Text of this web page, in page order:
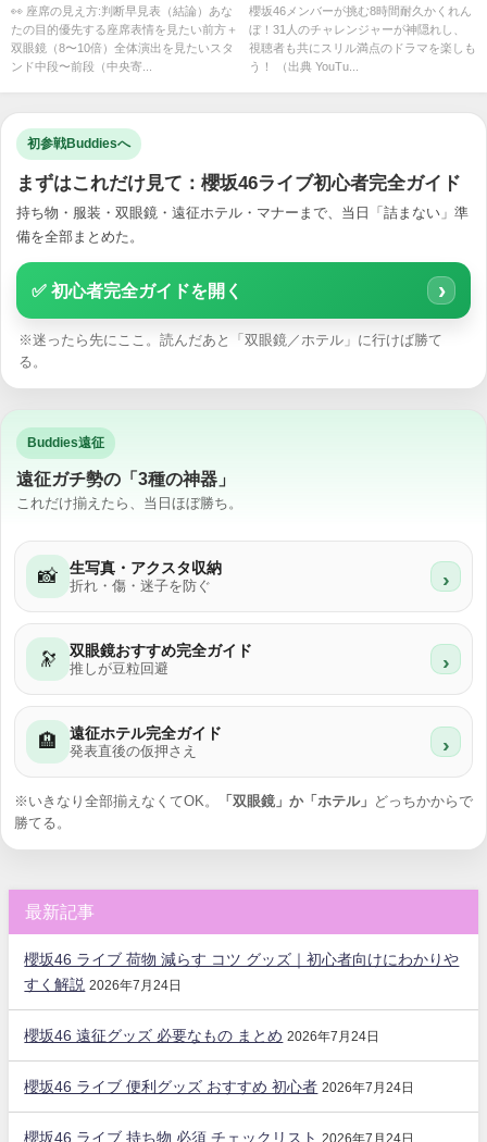
👀 座席の見え方:判断早見表（結論）あな
たの目的優先する座席表情を見たい前方＋
双眼鏡（8〜10倍）全体演出を見たいスタ
ンド中段〜前段（中央寄...
れ競技史に残るやろ！
櫻坂46メンバーが挑む8時間耐久かくれん
ぼ！31人のチャレンジャーが神隠れし、
視聴者も共にスリル満点のドラマを楽しも
う！ （出典 YouTu...
初参戦Buddiesへ
まずはこれだけ見て：櫻坂46ライブ初心者完全ガイド
持ち物・服装・双眼鏡・遠征ホテル・マナーまで、当日「詰まない」準
備を全部まとめた。
✅ 初心者完全ガイドを開く ›
※迷ったら先にここ。読んだあと「双眼鏡／ホテル」に行けば勝て
る。
Buddies遠征
遠征ガチ勢の「3種の神器」
これだけ揃えたら、当日ほぼ勝ち。
📸 生写真・アクスタ収納
折れ・傷・迷子を防ぐ ›
🔭 双眼鏡おすすめ完全ガイド
推しが豆粒回避 ›
🏨 遠征ホテル完全ガイド
発表直後の仮押さえ ›
※いきなり全部揃えなくてOK。 「双眼鏡」か「ホテル」
どっちかからで
勝てる。
最新記事
櫻坂46 ライブ 荷物 減らす コツ グッズ｜初心者向けにわかりや
すく解説 2026年7月24日
櫻坂46 遠征グッズ 必要なもの まとめ 2026年7月24日
櫻坂46 ライブ 便利グッズ おすすめ 初心者 2026年7月24日
櫻坂46 ライブ 持ち物 必須 チェックリスト 2026年7月24日